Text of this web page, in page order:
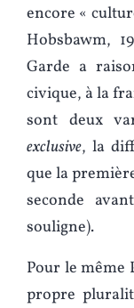
encore «
Hobsbawm,
Garde a
civique, à la
sont deux
exclusive, la
que la
seconde
souligne).
Pour le même
propre